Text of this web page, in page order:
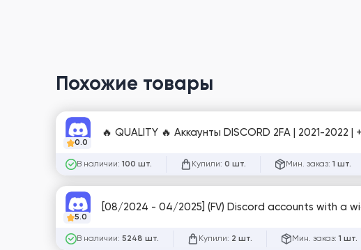
Похожие товары
0.0
🔥 QUALITY 🔥 Аккаунты DISCORD 2FA | 2021-
В наличии: 100 шт. Купили: 0 шт. Мин. заказ: 1 шт.
5.0
[08/2024 - 04/2025] (FV) Discord accounts with a
В наличии: 5248 шт. Купили: 2 шт. Мин. заказ: 1 шт.